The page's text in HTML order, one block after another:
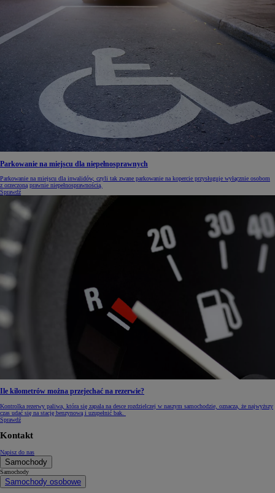
Parkowanie na miejscu dla niepełnosprawnych
Parkowanie na miejscu dla inwalidów, czyli tak zwane parkowanie na kopercie przysługuje wyłącznie osobom
z orzeczoną prawnie niepełnosprawnością.
Sprawdź
Ile kilometrów można przejechać na rezerwie?
Kontrolka rezerwy paliwa, która się zapala na desce rozdzielczej w naszym samochodzie, oznacza, że najwyższy
czas udać się na stację benzynową i uzupełnić bak.
Sprawdź
Kontakt
Napisz do nas
Samochody
Samochody
Samochody osobowe